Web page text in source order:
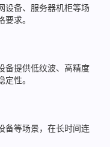
设备、服务器机柜等场
求。
备提供低纹波、高精度
性。
备等场景，在长时间连